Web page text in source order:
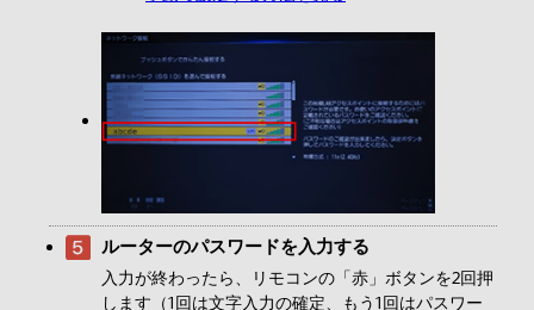
ルーターのパスワードを入力する
入力が終わったら、リモコンの「赤」ボタンを2回押
します（1回は文字入力の確定、もう1回はパスワー